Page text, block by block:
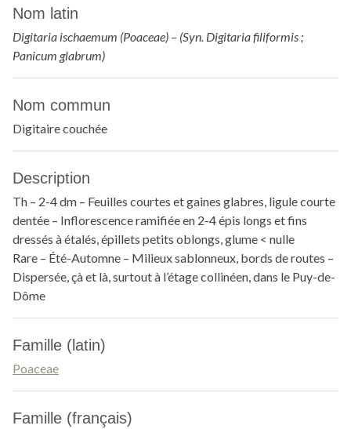
Nom latin
Digitaria ischaemum (Poaceae) – (Syn. Digitaria filiformis ;
Panicum glabrum)
Nom commun
Digitaire couchée
Description
Th – 2-4 dm – Feuilles courtes et gaines glabres, ligule courte
dentée – Inflorescence ramifiée en 2-4 épis longs et fins
dressés à étalés, épillets petits oblongs, glume < nulle
Rare – Été-Automne – Milieux sablonneux, bords de routes –
Dispersée, çà et là, surtout à l’étage collinéen, dans le Puy-de-
Dôme
Famille (latin)
Poaceae
Famille (français)